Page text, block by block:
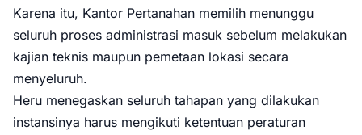
Karena itu, Kantor Pertanahan memilih menunggu
seluruh proses administrasi masuk sebelum melakukan
kajian teknis maupun pemetaan lokasi secara
menyeluruh.
Heru menegaskan seluruh tahapan yang dilakukan
instansinya harus mengikuti ketentuan peraturan